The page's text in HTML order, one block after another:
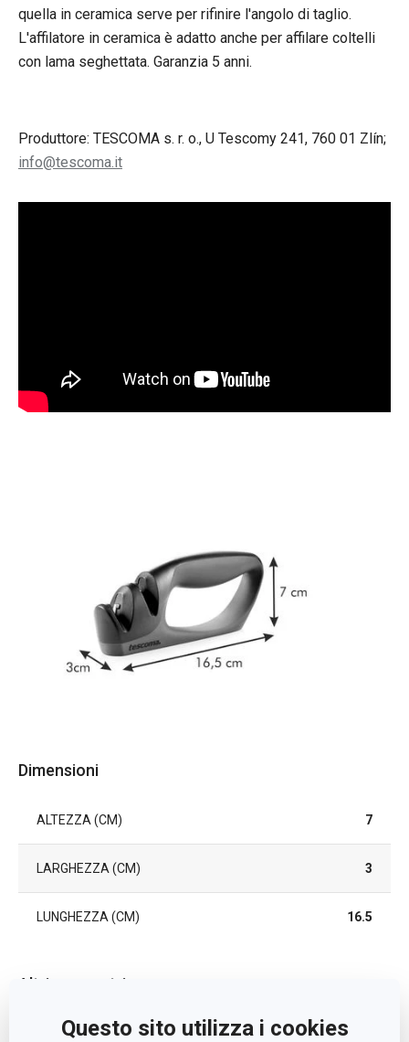
Questo sito utilizza i cookies
quella in ceramica serve per rifinire l'angolo di taglio.
L'affilatore in ceramica è adatto anche per affilare coltelli
con lama seghettata. Garanzia 5 anni.
Produttore: TESCOMA s. r. o., U Tescomy 241, 760 01 Zlín;
info@tescoma.it
Dimensioni
ALTEZZA (CM) 7
LARGHEZZA (CM) 3
LUNGHEZZA (CM) 16.5
Altri parametri
CATEGORIA affilatura coltelli